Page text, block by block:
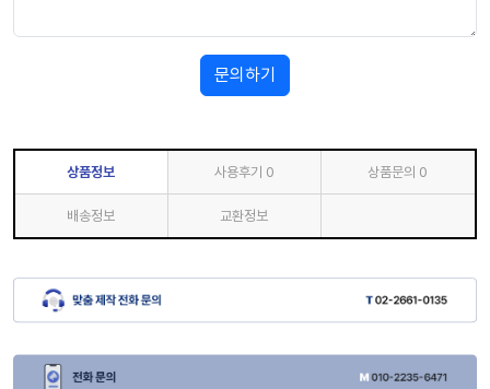
문의하기
상품정보 사용후기 0 상품문의 0
배송정보 교환정보